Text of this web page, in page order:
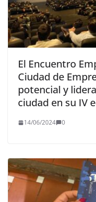
El Encuentro
Ciudad de
potencial y
ciudad en su IV
14/06/2024 0